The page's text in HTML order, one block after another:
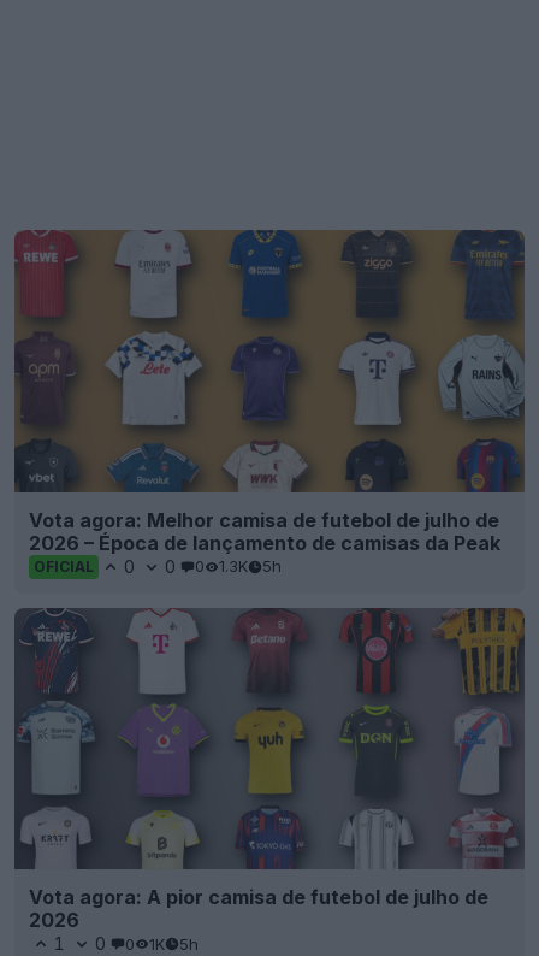
Vota agora: Melhor camisa de futebol de julho de
2026 – Época de lançamento de camisas da Peak
OFICIAL 0 0 0 1.3K 5h
Vota agora: A pior camisa de futebol de julho de
2026
1 0 0 1K 5h